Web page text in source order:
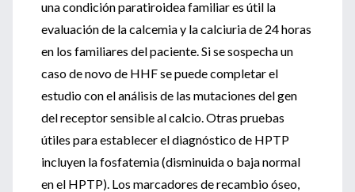
una condición paratiroidea familiar es útil la
evaluación de la calcemia y la calciuria de 24 horas
en los familiares del paciente. Si se sospecha un
caso de novo de HHF se puede completar el
estudio con el análisis de las mutaciones del gen
del receptor sensible al calcio. Otras pruebas
útiles para establecer el diagnóstico de HPTP
incluyen la fosfatemia (disminuida o baja normal
en el HPTP). Los marcadores de recambio óseo,